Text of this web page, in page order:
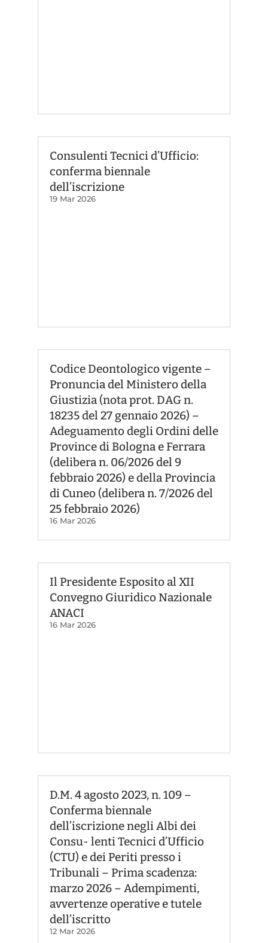
Consulenti Tecnici d’Ufficio:
conferma biennale
dell’iscrizione
19 Mar 2026
Codice Deontologico vigente –
Pronuncia del Ministero della
Giustizia (nota prot. DAG n.
18235 del 27 gennaio 2026) –
Adeguamento degli Ordini delle
Province di Bologna e Ferrara
(delibera n. 06/2026 del 9
febbraio 2026) e della Provincia
di Cuneo (delibera n. 7/2026 del
25 febbraio 2026)
16 Mar 2026
Il Presidente Esposito al XII
Convegno Giuridico Nazionale
ANACI
16 Mar 2026
D.M. 4 agosto 2023, n. 109 –
Conferma biennale
dell’iscrizione negli Albi dei
Consu- lenti Tecnici d’Ufficio
(CTU) e dei Periti presso i
Tribunali – Prima scadenza:
marzo 2026 – Adempimenti,
avvertenze operative e tutele
dell’iscritto
12 Mar 2026